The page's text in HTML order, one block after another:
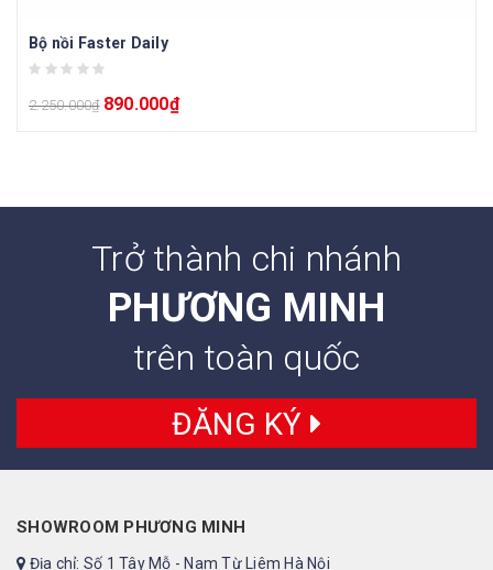
Bộ nồi Faster Daily
2.250.000₫ 890.000₫
Trở thành chi nhánh
PHƯƠNG MINH
trên toàn quốc
ĐĂNG KÝ
SHOWROOM PHƯƠNG MINH
Địa chỉ: Số 1 Tây Mỗ - Nam Từ Liêm Hà Nội